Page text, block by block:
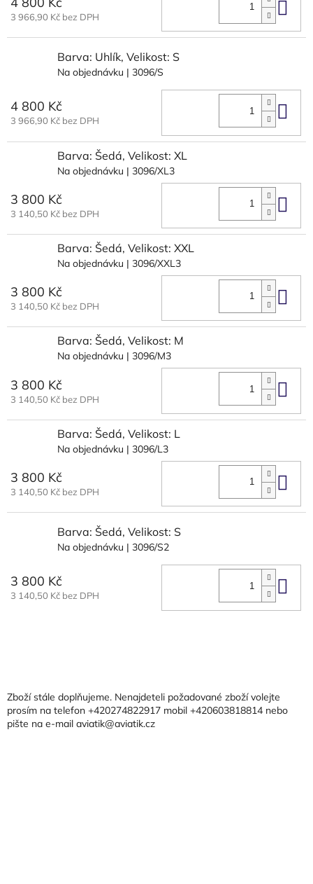
3 966,90 Kč bez DPH Do
Barva: Uhlík, Velikost: S
Na objednávku | 3096/S
4 800 Kč
3 966,90 Kč bez DPH Do
Barva: Šedá, Velikost: XL
Na objednávku | 3096/XL3
3 800 Kč
3 140,50 Kč bez DPH Do
Barva: Šedá, Velikost: XXL
Na objednávku | 3096/XXL3
3 800 Kč
3 140,50 Kč bez DPH Do
Barva: Šedá, Velikost: M
Na objednávku | 3096/M3
3 800 Kč
3 140,50 Kč bez DPH Do
Barva: Šedá, Velikost: L
Na objednávku | 3096/L3
3 800 Kč
3 140,50 Kč bez DPH Do
Barva: Šedá, Velikost: S
Na objednávku | 3096/S2
3 800 Kč
3 140,50 Kč bez DPH Do
aZboží stále doplňujeme. Nenajdeteli požadované zboží volejte
prosím na telefon +420274822917 mobil +420603818814 nebo
pište na e-mail aviatik@aviatik.cz